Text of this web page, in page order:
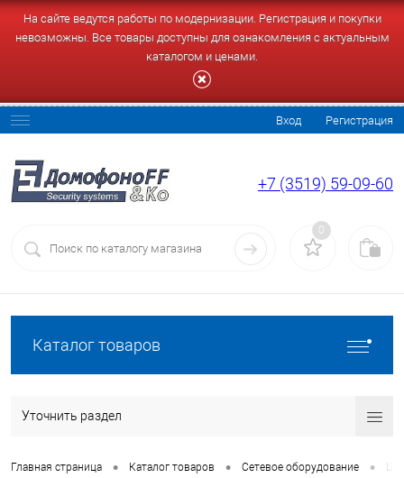
На сайте ведутся работы по модернизации. Регистрация и покупки
невозможны. Все товары доступны для ознакомления с актуальным
каталогом и ценами.
Вход Регистрация
+7 (3519) 59-09-60
0
Каталог товаров
Уточнить раздел
Главная страница • Каталог товаров • Сетевое оборудование •